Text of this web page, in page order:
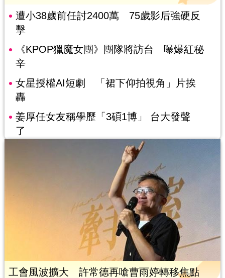
遭小38歲前任討2400萬 75歲影后強硬反
擊
《KPOP獵魔女團》團隊將訪台 曝爆紅秘
辛
女星授權AI短劇 「裙下仰拍視角」片挨
轟
姜厚任女友稱學歷「3碩1博」 台大發聲
了
工會風波擴大 許常德再嗆曹雨婷轉移焦點